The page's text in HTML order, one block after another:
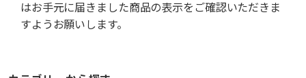
はお手元に届きました商品の表示をご確認いただきま
すようお願いします。